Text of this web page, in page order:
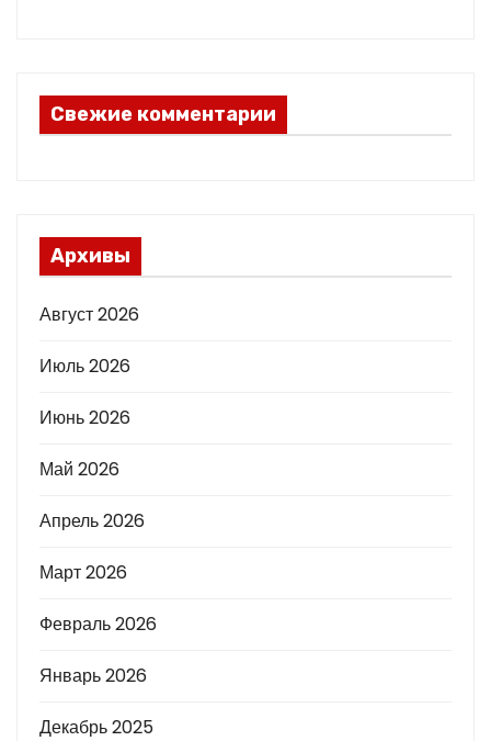
Свежие комментарии
Архивы
Август 2026
Июль 2026
Июнь 2026
Май 2026
Апрель 2026
Март 2026
Февраль 2026
Январь 2026
Декабрь 2025